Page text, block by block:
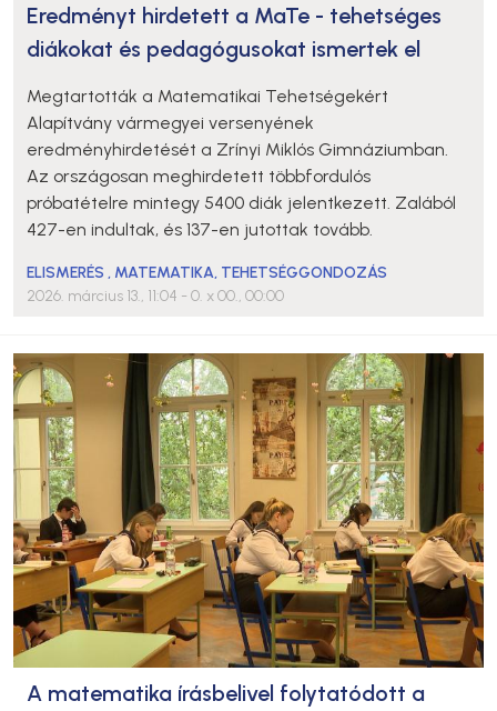
Eredményt hirdetett a MaTe - tehetséges
diákokat és pedagógusokat ismertek el
Megtartották a Matematikai Tehetségekért
Alapítvány vármegyei versenyének
eredményhirdetését a Zrínyi Miklós Gimnáziumban.
Az országosan meghirdetett többfordulós
próbatételre mintegy 5400 diák jelentkezett. Zalából
427-en indultak, és 137-en jutottak tovább.
ELISMERÉS , MATEMATIKA, TEHETSÉGGONDOZÁS
2026. március 13., 11:04 - 0. x 00., 00:00
A matematika írásbelivel folytatódott a